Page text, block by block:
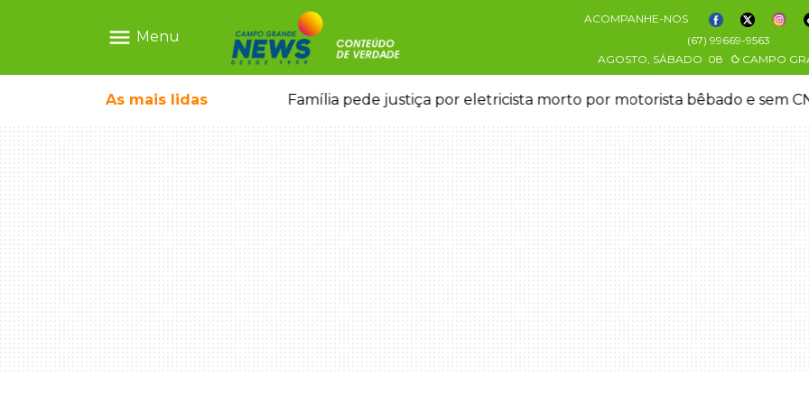
menu Menu
ACOMPANHE-NOS
(67) 99669-9563
AGOSTO, SÁBADO 08 CAMPO
As mais lidas
e morre a caminho do hospital Família pede justiça por eletricista morto por motorista bêbado e sem